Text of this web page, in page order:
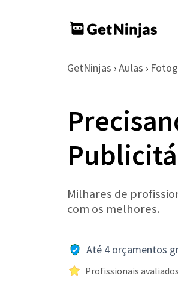
GetNinjas › Aulas ›
Milhares de
com os melhores.
Até 4 orçamentos
Profissionais avaliados